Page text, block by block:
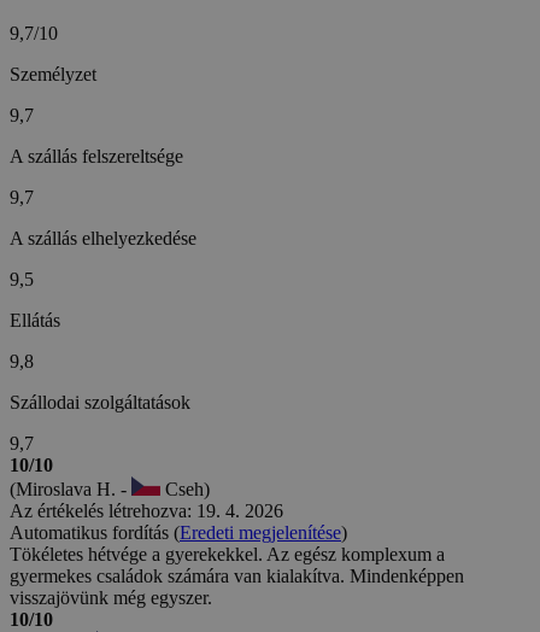
9,7/10
Személyzet
9,7
A szállás felszereltsége
9,7
A szállás elhelyezkedése
9,5
Ellátás
9,8
Szállodai szolgáltatások
9,7
10/10
(Miroslava H. -
Cseh)
Az értékelés létrehozva: 19. 4. 2026
Automatikus fordítás (Eredeti megjelenítése)
Tökéletes hétvége a gyerekekkel. Az egész komplexum a
gyermekes családok számára van kialakítva. Mindenképpen
visszajövünk még egyszer.
10/10